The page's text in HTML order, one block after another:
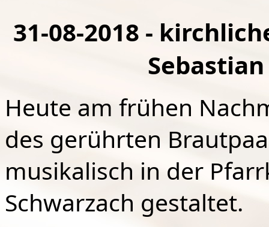
31-08-2018 -
Heute am frühen
des gerührten
musikalisch in der
Schwarzach gestaltet.